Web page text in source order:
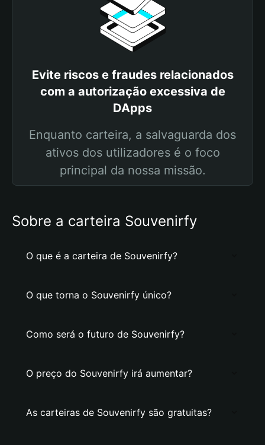
Evite riscos e fraudes relacionados
com a autorização excessiva de
DApps
Enquanto carteira, a salvaguarda dos
ativos dos utilizadores é o foco
principal da nossa missão.
Sobre a carteira Souvenirfy
O que é a carteira de Souvenirfy?
O que torna o Souvenirfy único?
Como será o futuro de Souvenirfy?
O preço do Souvenirfy irá aumentar?
As carteiras de Souvenirfy são gratuitas?